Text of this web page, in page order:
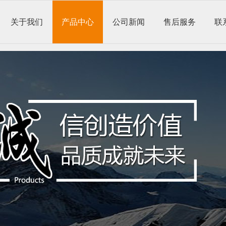
关于我们 产品中心 公司新闻 售后服务 联